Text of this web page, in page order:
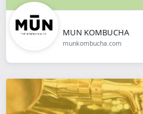
MUN KOMBUCHA
munkombucha.com